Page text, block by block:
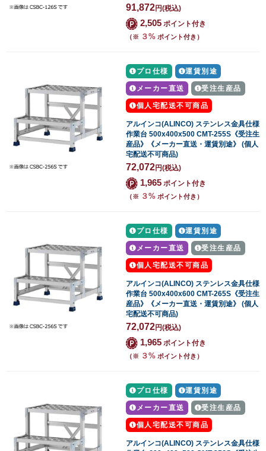
91,872円(税込)
2,505 ポイント付き
（※ ３% ポイント付き）
プロ仕様 運賃別途
メーカー直送 受注生産品
個人宅配送不可商品
アルインコ(ALINCO) ステンレス金具仕様
作業台 500x400x500 CMT-255S《受注生
産品》《メーカー直送・運賃別途》 (個人
宅配送不可商品)
72,072円(税込)
1,965 ポイント付き
（※ ３% ポイント付き）
プロ仕様 運賃別途
メーカー直送 受注生産品
個人宅配送不可商品
アルインコ(ALINCO) ステンレス金具仕様
作業台 500x400x600 CMT-265S《受注生
産品》《メーカー直送・運賃別途》 (個人
宅配送不可商品)
72,072円(税込)
1,965 ポイント付き
（※ ３% ポイント付き）
プロ仕様 運賃別途
メーカー直送 受注生産品
個人宅配送不可商品
アルインコ(ALINCO) ステンレス金具仕様